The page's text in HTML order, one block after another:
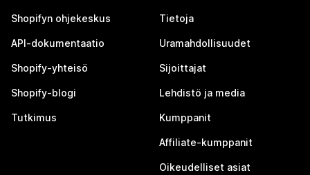
Shopifyn ohjekeskus
API-dokumentaatio
Shopify-yhteisö
Shopify-blogi
Tutkimus
Tietoja
Uramahdollisuudet
Sijoittajat
Lehdistö ja media
Kumppanit
Affiliate-kumppanit
Oikeudelliset asiat